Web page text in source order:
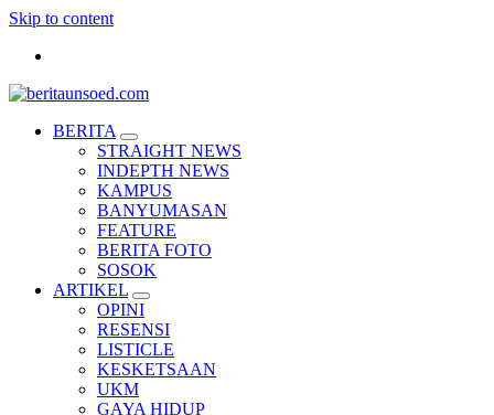
Skip to content
Pemandu Wawasan Almamater
BERITA
STRAIGHT NEWS
INDEPTH NEWS
KAMPUS
BANYUMASAN
FEATURE
BERITA FOTO
SOSOK
ARTIKEL
OPINI
RESENSI
LISTICLE
KESKETSAAN
UKM
GAYA HIDUP